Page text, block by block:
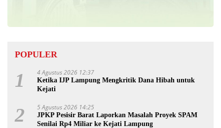
POPULER
1 4 Agustus 2026 12:37
Ketika IJP Lampung Mengkritik Dana Hibah untuk
Kejati
2 5 Agustus 2026 14:25
JPKP Pesisir Barat Laporkan Masalah Proyek SPAM
Senilai Rp4 Miliar ke Kejati Lampung